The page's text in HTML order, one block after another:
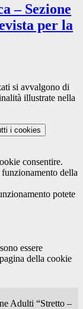
– Sezione
per la
si avvalgono di
illustrate nella
i cookies
consentire.
della
potete
essere
della cookie
Adulti “Stretto –